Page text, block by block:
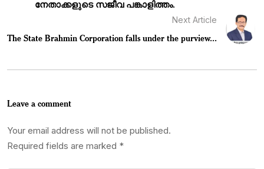
നേതാക്കളുടെ സജീവ പങ്കാളിത്തം.
Next Article
The State Brahmin Corporation falls under the purview...
Leave a comment
Your email address will not be published.
Required fields are marked *